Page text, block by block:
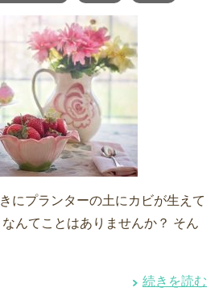
にプランターの土にカビが生えて
んてことはありませんか？ そん
続きを読む